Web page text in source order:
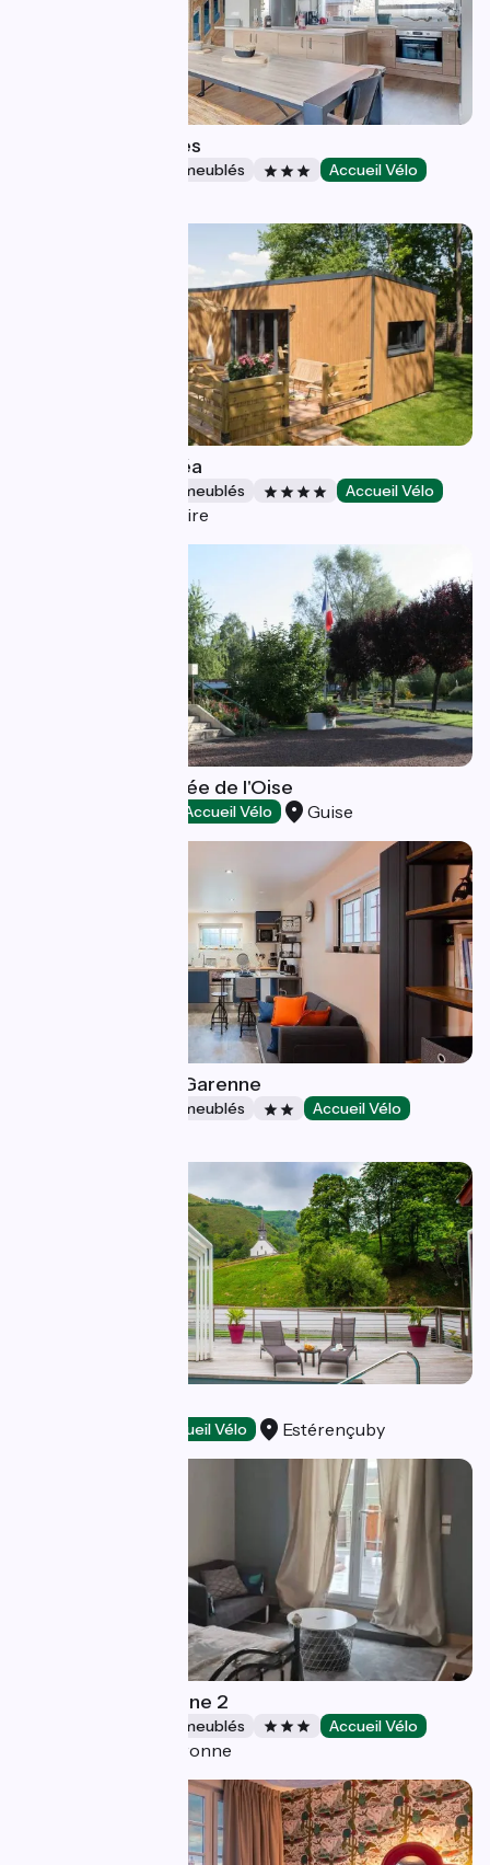
Maison des Sources
Gîtes et locations de meublés Accueil Vélo
Cottage Umbra Néa
Gîtes et locations de meublés Accueil Vélo
Montlouis-sur-Loire
Camping de la Vallée de l'Oise
Accueil Vélo Guise
Gîte Les Larris de Garenne
Gîtes et locations de meublés Accueil Vélo
Accueil Vélo Estérençuby
Au Coeur de la Plaine 2
Gîtes et locations de meublés Accueil Vélo
Fourques-sur-Garonne